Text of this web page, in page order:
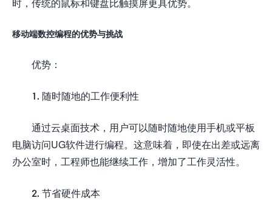
时，传统的鼠标和键盘比触摸屏更具优势。
移动端数控编程的优势与挑战
优势：
1. 随时随地的工作便利性
通过云桌面技术，用户可以随时随地使用手机或平板
电脑访问UG软件进行编程。这意味着，即使在出差或远离
办公室时，工程师也能继续工作，增加了工作灵活性。
2. 节省硬件成本